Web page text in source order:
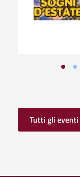
Tutti gli eventi